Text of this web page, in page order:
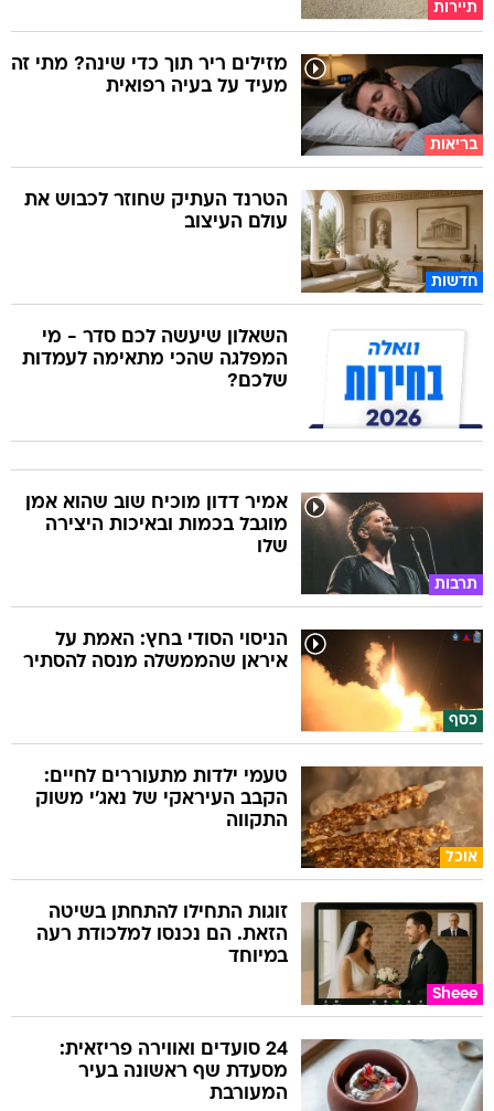
תיירות
בריאות
מזילים ריר תוך כדי שינה? מתי זה
מעיד על בעיה רפואית
חדשות
הטרנד העתיק שחוזר לכבוש את
עולם העיצוב
השאלון שיעשה לכם סדר - מי
המפלגה שהכי מתאימה לעמדות
שלכם?
תרבות
אמיר דדון מוכיח שוב שהוא אמן
מוגבל בכמות ובאיכות היצירה
שלו
כסף
הניסוי הסודי בחץ: האמת על
איראן שהממשלה מנסה להסתיר
אוכל
טעמי ילדות מתעוררים לחיים:
הקבב העיראקי של נאג׳י משוק
התקווה
Sheee
זוגות התחילו להתחתן בשיטה
הזאת. הם נכנסו למלכודת רעה
במיוחד
24 סועדים ואווירה פריזאית:
מסעדת שף ראשונה בעיר
המעורבת